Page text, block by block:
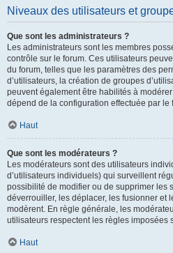
Niveaux des utilisateurs et
Que sont les administrateurs ?
Les administrateurs sont les membres
contrôle sur le forum. Ces utilisateurs
du forum, telles que les paramètres des
d’utilisateurs, la création de groupes
peuvent également être habilités à
dépend de la configuration effectuée par le
Haut
Que sont les modérateurs ?
Les modérateurs sont des utilisateurs
d’utilisateurs individuels) qui surveillent
possibilité de modifier ou de supprimer les
déverrouiller, les déplacer, les fusionner et
modèrent. En règle générale, les
utilisateurs respectent les règles imposées
Haut